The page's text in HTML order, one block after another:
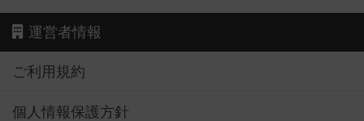
運営者情報
ご利用規約
個人情報保護方針